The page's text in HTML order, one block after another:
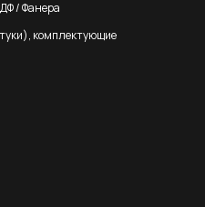
/ Фанера
комплектующие